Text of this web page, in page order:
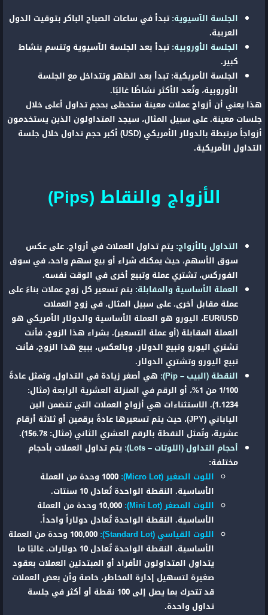
الجلسة الآسيوية: تبدأ في ساعات الصباح الباكر بتوقيت الدول
العربية.
الجلسة الأوروبية: تبدأ بعد الجلسة الآسيوية وتتسم بنشاط
كبير.
الجلسة الأمريكية: تبدأ بعد الظهر وتتداخل مع الجلسة
الأوروبية، وتُعد الأكثر نشاطًا غالبًا.
هذا يعني أن أزواج عملات معينة ستحظى بحجم تداول أعلى خلال
جلسات معينة. على سبيل المثال، سيجد المتداولون الذين يستخدمون
أزواجاً مرتبطة بالدولار الأمريكي (USD) أكبر حجم تداول خلال جلسة
التداول الأمريكية.
الأزواج والنقاط (Pips)
التداول بالأزواج: يتم تداول العملات في أزواج. على عكس
سوق الأسهم، حيث يمكنك شراء أو بيع سهم واحد، في سوق
الفوركس، تشتري عملة وتبيع أخرى في الوقت نفسه.
العملة الأساسية والمقابلة: يتم تسعير كل زوج عملات بناءً على
عملة مقابل أخرى. على سبيل المثال، في زوج العملات
EUR/USD، اليورو هو العملة الأساسية والدولار الأمريكي هو
العملة المقابلة (أو عملة التسعير). بشراء هذا الزوج، فأنت
تشتري اليورو وتبيع الدولار. وبالعكس، ببيع هذا الزوج، فأنت
تبيع اليورو وتشتري الدولار.
النقطة (البيب – Pip):
هي أصغر زيادة في التداول، وتمثل عادةً
1/100 من 1%، أو الرقم في المنزلة العشرية الرابعة (مثال:
1.1234). الاستثناءات هي أزواج العملات التي تتضمن الين
الياباني (JPY)، حيث يتم تسعيرها عادةً برقمين أو ثلاثة أرقام
عشرية، وتُمثل النقطة بالرقم العشري الثاني (مثال: 156.78).
أحجام التداول (اللوتات – Lots):
يتم تداول العملات بأحجام
مختلفة:
اللوت الصغير (Micro Lot):
1000 وحدة من العملة
الأساسية. النقطة الواحدة تُعادل 10 سنتات.
اللوت المصغر (Mini Lot):
10,000 وحدة من العملة
الأساسية. النقطة الواحدة تُعادل دولاراً واحداً.
اللوت القياسي (Standard Lot):
100,000 وحدة من العملة
الأساسية. النقطة الواحدة تُعادل 10 دولارات. غالبًا ما
يتداول المتداولون الأفراد أو المبتدئين العملات بعقود
صغيرة لتسهيل إدارة المخاطر، خاصة وأن بعض العملات
قد تتحرك بما يصل إلى 100 نقطة أو أكثر في جلسة
تداول واحدة.